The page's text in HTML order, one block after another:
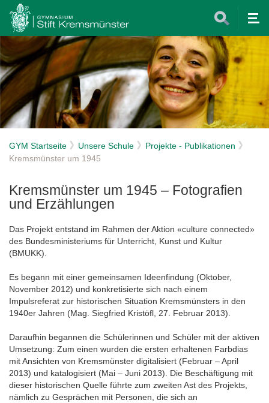
GYM Startseite Unsere Schule
Projekte - Publikationen
Kremsmünster um 1945
Kremsmünster um 1945 – Fotografien
und Erzählungen
Das Projekt entstand im Rahmen der Aktion «culture connected»
des Bundesministeriums für Unterricht, Kunst und Kultur
(BMUKK).
Es begann mit einer gemeinsamen Ideenfindung (Oktober,
November 2012) und konkretisierte sich nach einem
Impulsreferat zur historischen Situation Kremsmünsters in den
1940er Jahren (Mag. Siegfried Kristöfl, 27. Februar 2013).
Daraufhin begannen die Schülerinnen und Schüler mit der aktiven
Umsetzung: Zum einen wurden die ersten erhaltenen Farbdias
mit Ansichten von Kremsmünster digitalisiert (Februar – April
2013) und katalogisiert (Mai – Juni 2013). Die Beschäftigung mit
dieser historischen Quelle führte zum zweiten Ast des Projekts,
nämlich zu Gesprächen mit Personen, die sich an